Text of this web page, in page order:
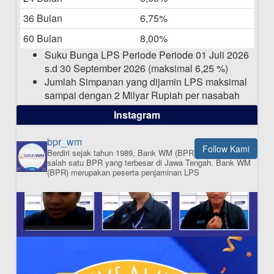
15-04-2025
Pengumuman Nama Baru Perusahaan
36 Bulan
6,75%
60 Bulan
8,00%
Suku Bunga LPS Periode Periode 01 Juli 2026
s.d 30 September 2026 (maksimal 6,25 %)
Jumlah Simpanan yang dijamin LPS maksimal
sampai dengan 2 Milyar Rupiah per nasabah
dalam satu bank
ISI APLIKASI SEKARANG
Instagram
Follow Kami
bpr_wm
Berdiri sejak tahun 1989, Bank WM (BPR) merupakan
salah satu BPR yang terbesar di Jawa Tengah.Bank WM
(BPR) merupakan peserta penjaminan LPS